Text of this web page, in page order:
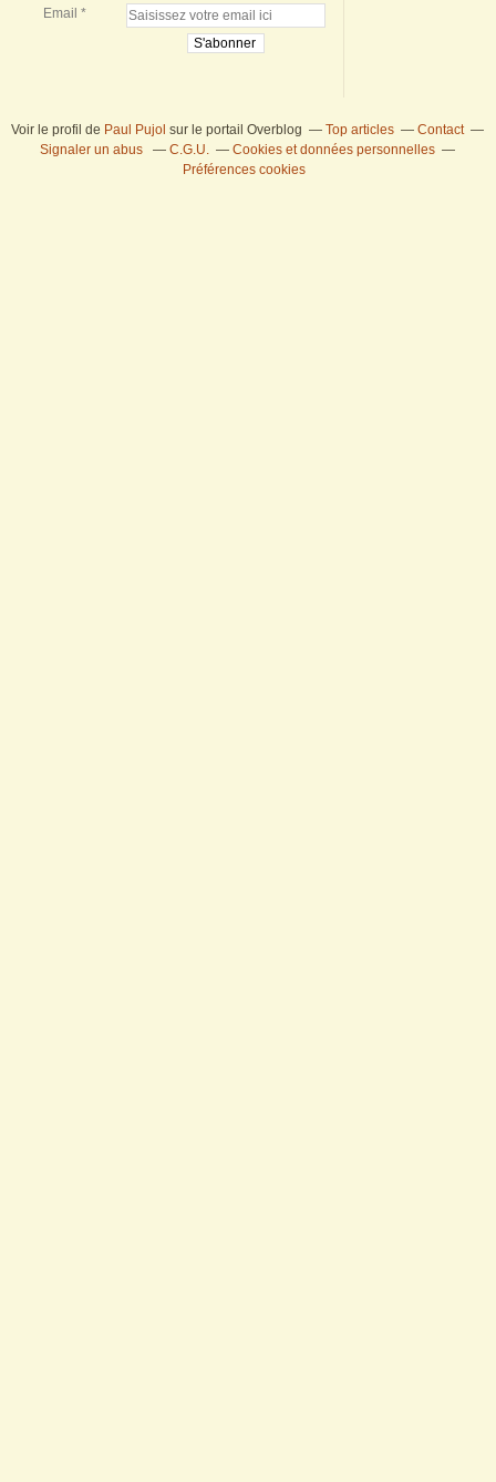
Email
Voir le profil de Paul Pujol sur le portail Overblog Top articles
Contact
Signaler un abus
C.G.U.
Cookies et données personnelles
Préférences cookies